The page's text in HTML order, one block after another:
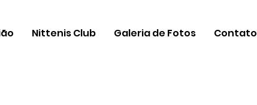
Nittenis Club Galeria de Fotos Contato